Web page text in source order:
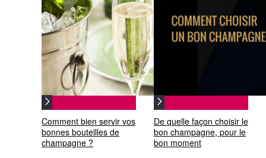
Comment bien servir vos
bonnes bouteilles de
champagne ?
De quelle façon choisir le
bon champagne, pour le
bon moment